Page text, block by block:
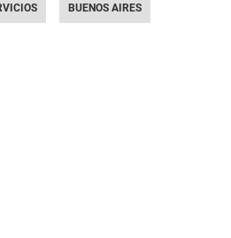
BUENOS AIRES